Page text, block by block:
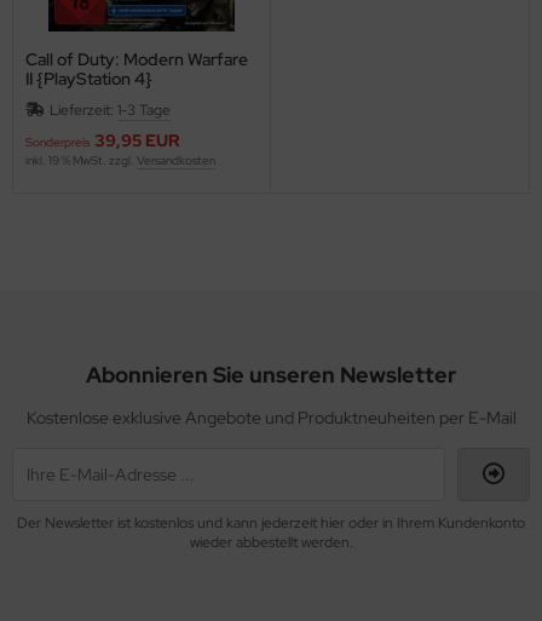
Call of Duty: Modern Warfare
II {PlayStation 4}
Lieferzeit: 1-3 Tage
Sonderpreis 39,95 EUR
inkl. 19 % MwSt. zzgl. Versandkosten
Abonnieren Sie unseren Newsletter
Kostenlose exklusive Angebote und Produktneuheiten per E-Mail
Der Newsletter ist kostenlos und kann jederzeit hier oder in Ihrem Kundenkonto
wieder abbestellt werden.